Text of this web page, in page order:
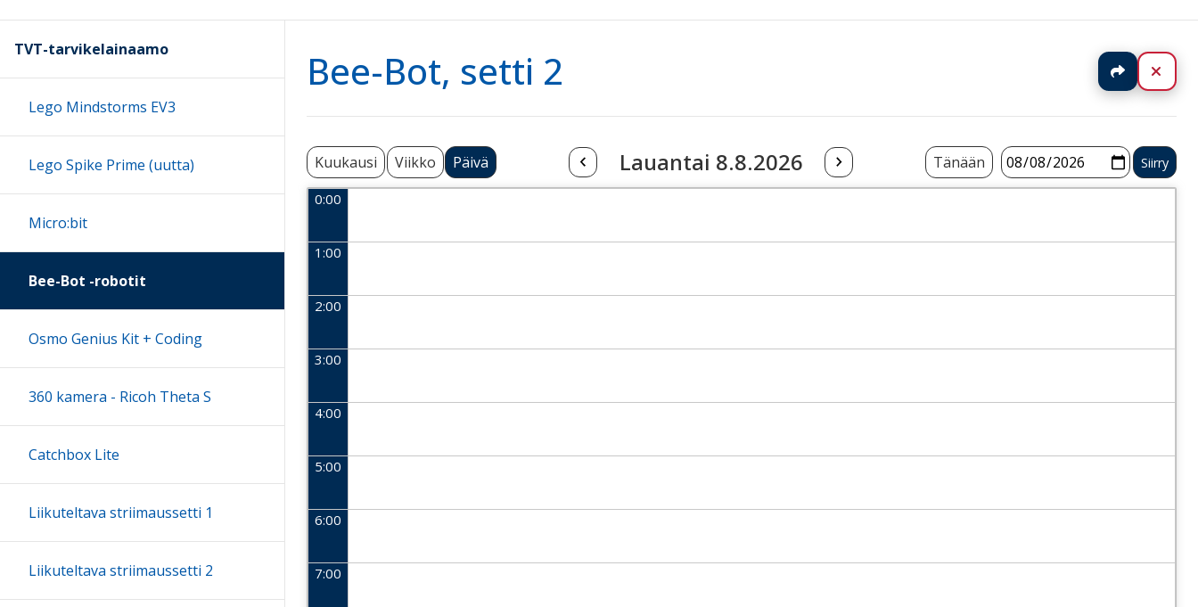
Bee-Bot, setti 2 Jaa
Kuukausi Viikko Päivä Lauantai 8.8.2026 Tänään
0:00
1:00
2:00
3:00
4:00
5:00
6:00
7:00
TVT-tarvikelainaamo
Lego Mindstorms EV3
Lego Spike Prime (uutta)
Micro:bit
Bee-Bot -robotit
Osmo Genius Kit + Coding
360 kamera - Ricoh Theta S
Catchbox Lite
Liikuteltava striimaussetti 1
Liikuteltava striimaussetti 2